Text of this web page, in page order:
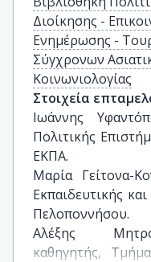
Διοίκησης -
Ενημέρωσης -
Σύγχρονων
Κοινωνιολογίας
Στοιχεία
Ιωάννης
Πολιτικής
ΕΚΠΑ.
Μαρία  Γείτονα-
Εκπαιδευτικής
Πελοποννήσου.
Αλέξης
καθηγητής,